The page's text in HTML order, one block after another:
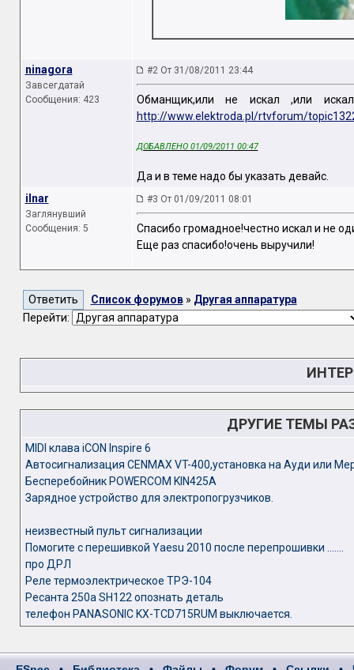
ninagora
Завсегдатай
Сообщения: 423
#2 От 31/08/2011 23:44
Обманщик,или не искал ,или
http://www.elektroda.pl/rtvforum/
ДОБАВЛЕНО 01/09/2011 00:47
Да и в теме надо бы указать девайс.
ilnar
Заглянувший
Сообщения: 5
#3 От 01/09/2011 08:01
Спасибо громадное!честно искал и не
Еще раз спасибо!очень выручили!
Список форумов» Другая аппаратура
Перейти:
ДРУГИЕ ТЕМЫ
MIDI клава iCON Inspire 6
Автосигнализация CENMAX VT-400,установка на Ауди или
Бесперебойник POWERCOM KIN425A
Зарядное устройство для электропогрузчиков.
неизвестный пульт сигнализации
Помогите с перешивкой Yaesu 2010 после перепрошивки .......
про ДРЛ
Реле термоэлектрическое ТРЭ-104
Ресанта 250а SH122 опознать деталь
телефон PANASONIC KX-TCD715RUM выключается.